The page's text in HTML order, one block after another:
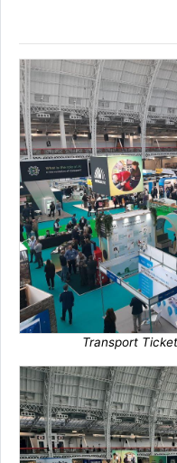
Transport